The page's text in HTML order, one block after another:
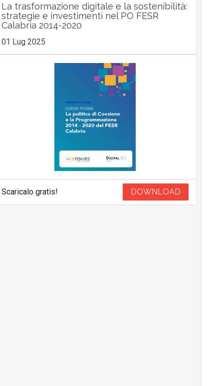
La trasformazione digitale e la sostenibilità:
strategie e investimenti nel PO FESR
Calabria 2014-2020
01 Lug 2025
Scaricalo gratis! DOWNLOAD